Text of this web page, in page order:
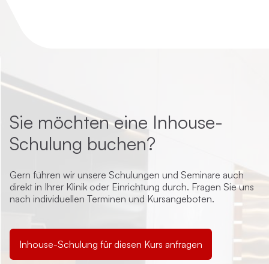
Sie möchten eine Inhouse-
Schulung buchen?
Gern führen wir unsere Schulungen und Seminare auch
direkt in Ihrer Klinik oder Einrichtung durch. Fragen Sie uns
nach individuellen Terminen und Kursangeboten.
Inhouse-Schulung für diesen Kurs anfragen